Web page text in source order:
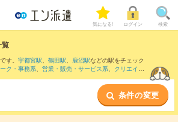
気になる! ログイン 検索
覧
す。 宇都宮駅、 鶴田駅、 鹿沼駅などの駅をチェック
ク・事務系、 営業・販売・サービス系、 クリエイテ
条件の変更